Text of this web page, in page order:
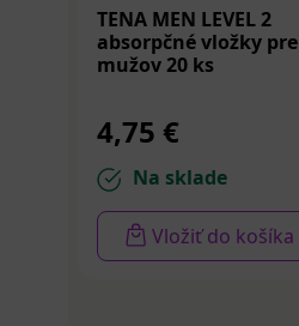
TENA MEN LEVEL 2
absorpčné vložky pre
mužov 20 ks
4,75 €
Na sklade
Vložiť do košíka